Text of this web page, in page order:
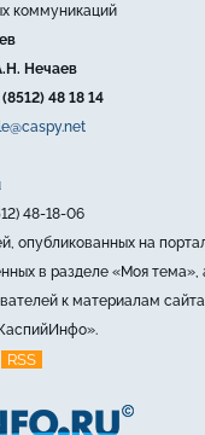
коммуникаций
Нечаев
48 18 14
48-18-06
опубликованных на
в разделе «Моя тема»,
к материалам
RSS